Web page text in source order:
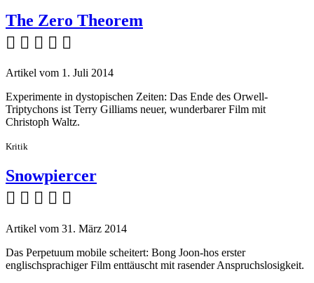
The Zero Theorem
    
Artikel vom 1. Juli 2014
Experimente in dystopischen Zeiten: Das Ende des Orwell-
Triptychons ist Terry Gilliams neuer, wunderbarer Film mit
Christoph Waltz.
Kritik
Snowpiercer
    
Artikel vom 31. März 2014
Das Perpetuum mobile scheitert: Bong Joon-hos erster
englischsprachiger Film enttäuscht mit rasender Anspruchslosigkeit.